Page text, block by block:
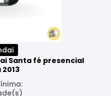
Santa fé presencial
2013